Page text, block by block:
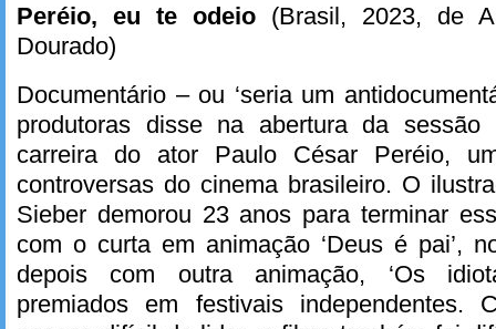
Peréio, eu te odeio (Brasil, 2023, de
Dourado)
Documentário – ou ‘seria um
produtoras disse na abertura da
carreira do ator Paulo César Peréio,
controversas do cinema brasileiro. O
Sieber demorou 23 anos para terminar
com o curta em animação ‘Deus é pai’,
depois com outra animação, ‘Os
premiados em festivais independentes.